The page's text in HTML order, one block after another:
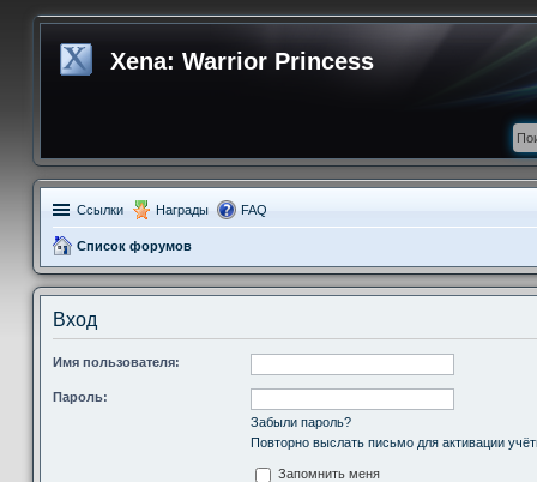
Xena: Warrior Princess
Ссылки Награды FAQ
Список форумов
Вход
Имя пользователя:
Пароль:
Забыли пароль?
Повторно выслать письмо для активации
Запомнить меня